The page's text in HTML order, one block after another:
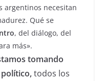
argentinos necesitan
Qué se
, del diálogo, del
más».
tomando
todos los